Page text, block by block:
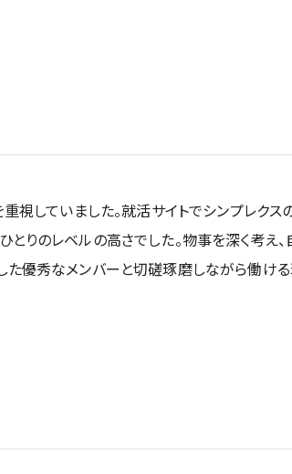
重視していました。就活サイトでシンプレ
とりのレベルの高さでした。物事を深く考
た優秀なメンバーと切磋琢磨しながら働け